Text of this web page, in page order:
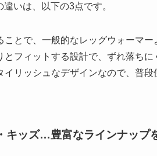
いは、以下の3点です。
ことで、一般的なレッグウォーマー
とフィットする設計で、ずれ落ちに
イリッシュなデザインなので、普
キッズ…豊富なラインナップ